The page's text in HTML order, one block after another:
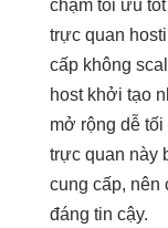
chậm tối ưu tốt
trực quan
cấp không
host khởi tạo
mở rộng dễ tối
trực quan này
cung cấp, nên
đáng tin cậy.